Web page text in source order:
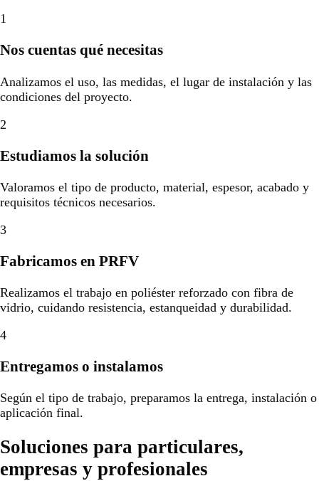
1
Nos cuentas qué necesitas
Analizamos el uso, las medidas, el lugar de instalación y las
condiciones del proyecto.
2
Estudiamos la solución
Valoramos el tipo de producto, material, espesor, acabado y
requisitos técnicos necesarios.
3
Fabricamos en PRFV
Realizamos el trabajo en poliéster reforzado con fibra de
vidrio, cuidando resistencia, estanqueidad y durabilidad.
4
Entregamos o instalamos
Según el tipo de trabajo, preparamos la entrega, instalación o
aplicación final.
Soluciones para particulares,
empresas y profesionales